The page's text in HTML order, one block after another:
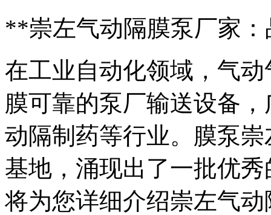
**崇左气动隔膜泵厂家
在工业自动化领域，气
膜可靠的泵厂输送设备
动隔制药等行业。膜泵
基地，涌现出了一批优
将为您详细介绍崇左气